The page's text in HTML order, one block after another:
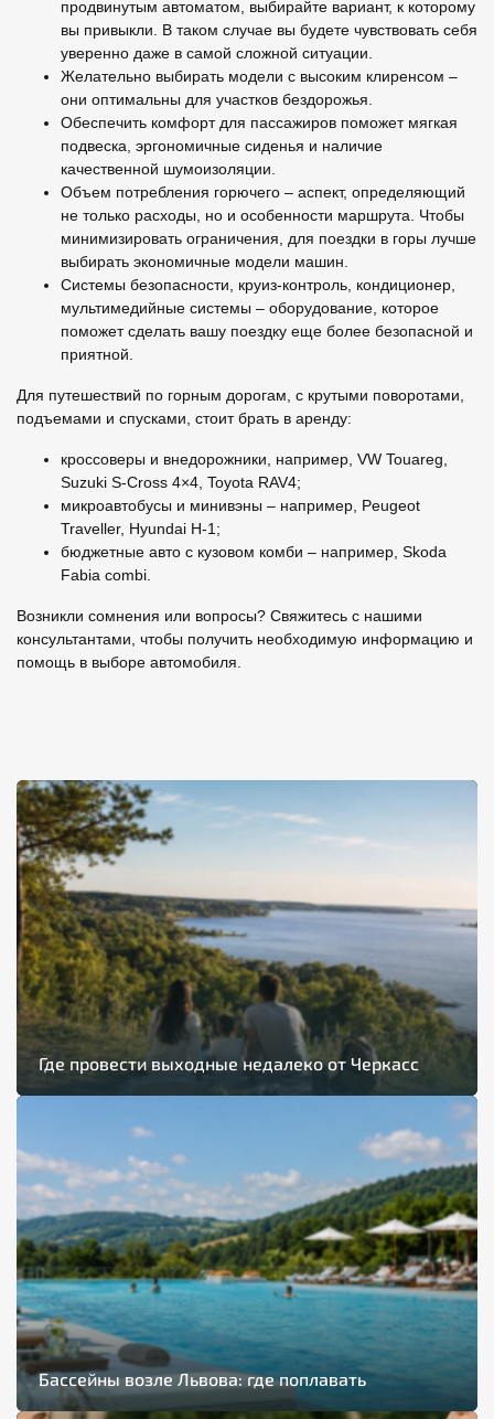
продвинутым автоматом, выбирайте вариант, к которому
вы привыкли. В таком случае вы будете чувствовать себя
уверенно даже в самой сложной ситуации.
Желательно выбирать модели с высоким клиренсом –
они оптимальны для участков бездорожья.
Обеспечить комфорт для пассажиров поможет мягкая
подвеска, эргономичные сиденья и наличие
качественной шумоизоляции.
Объем потребления горючего – аспект, определяющий
не только расходы, но и особенности маршрута. Чтобы
минимизировать ограничения, для поездки в горы лучше
выбирать экономичные модели машин.
Системы безопасности, круиз-контроль, кондиционер,
мультимедийные системы – оборудование, которое
поможет сделать вашу поездку еще более безопасной и
приятной.
Для путешествий по горным дорогам, с крутыми поворотами,
подъемами и спусками, стоит брать в аренду:
кроссоверы и внедорожники, например, VW Touareg,
Suzuki S-Cross 4×4, Toyota RAV4;
микроавтобусы и минивэны – например, Peugeot
Traveller, Hyundai H-1;
бюджетные авто с кузовом комби – например, Skoda
Fabia combi.
Возникли сомнения или вопросы? Свяжитесь с нашими
консультантами, чтобы получить необходимую информацию и
помощь в выборе автомобиля.
Где провести выходные недалеко от Черкасс
Бассейны возле Львова: где поплавать